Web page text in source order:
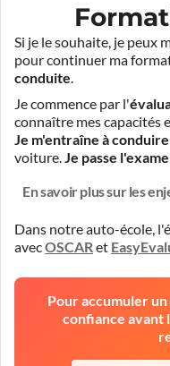
Si je le souhaite, je peux
pour continuer ma
conduite.
Je commence par l'
connaître mes capacités
Je m'entraîne à conduire
voiture.Je passe
En savoir plus sur les
Dans notre auto-école,
avecOSCARet
Pour accumuler
confiance avant